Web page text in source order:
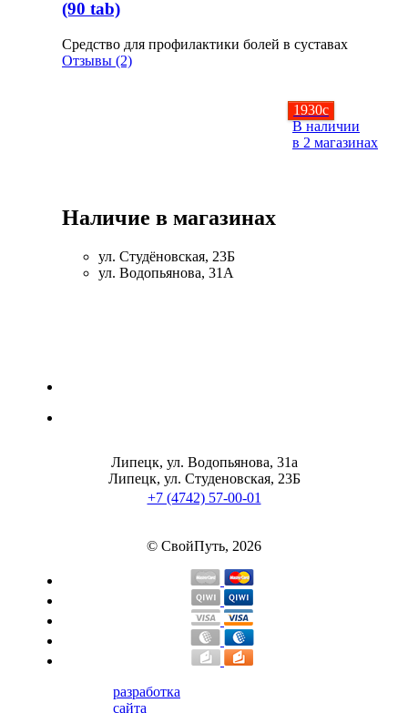
1930c
В наличии
в 2 магазинах
(90 tab)
Средство для профилактики болей в суставах
Отзывы (2)
Наличие в магазинах
ул. Студёновская, 23Б
ул. Водопьянова, 31А
Липецк, ул. Водопьянова, 31а
Липецк, ул. Студеновская, 23Б
+7 (4742) 57-00-01
© СвойПуть, 2026
разработка
сайта